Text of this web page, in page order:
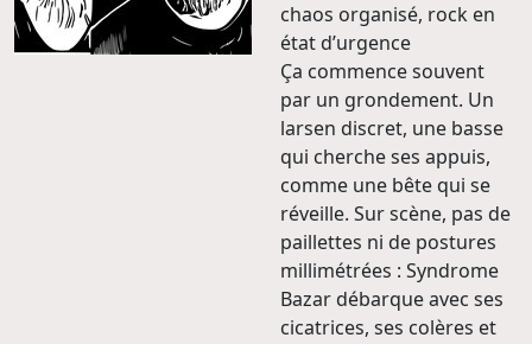
chaos organisé, rock en
état d’urgence
Ça commence souvent
par un grondement. Un
larsen discret, une basse
qui cherche ses appuis,
comme une bête qui se
réveille. Sur scène, pas de
paillettes ni de postures
millimétrées : Syndrome
Bazar débarque avec ses
cicatrices, ses colères et